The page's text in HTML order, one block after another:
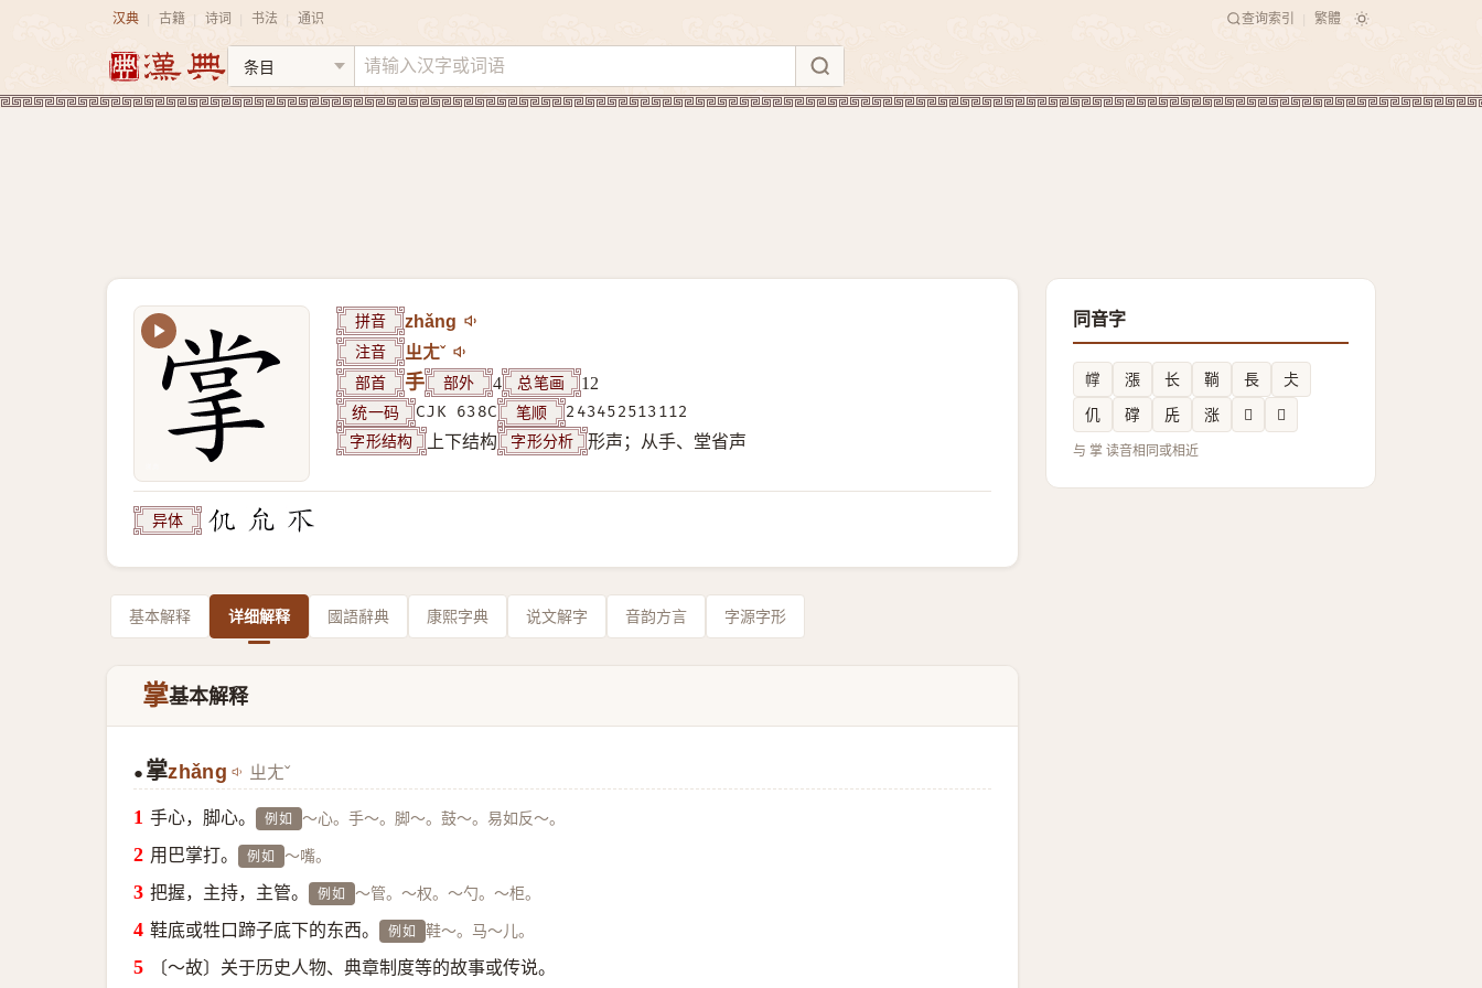
汉典 古籍 诗词 书法 通识 查询索引 繁體
拼音 zhǎng
注音 ㄓㄤˇ
部首 手 部外 4 总笔画 12
统一码 CJK 638C 笔顺 243452513112
字形结构 上下结构 字形分析 形声；从手、堂省声
异体
基本解释 详细解释 國語辭典 康熙字典 说文解字 音韵方言 字源字形
掌基本解释
● 掌zhǎng ㄓㄤˇ
手心，脚心。 例如 ～心。手～。脚～。鼓～。易如反～。
用巴掌打。 例如 ～嘴。
把握，主持，主管。 例如 ～管。～权。～勺。～柜。
鞋底或牲口蹄子底下的东西。 例如 鞋～。马～儿。
〔～故〕关于历史人物、典章制度等的故事或传说。
同音字
幥 漲 长 鞝 長
仧
仉
礃 兏 涨 𠑷 𢩰
与 掌 读音相同或相近